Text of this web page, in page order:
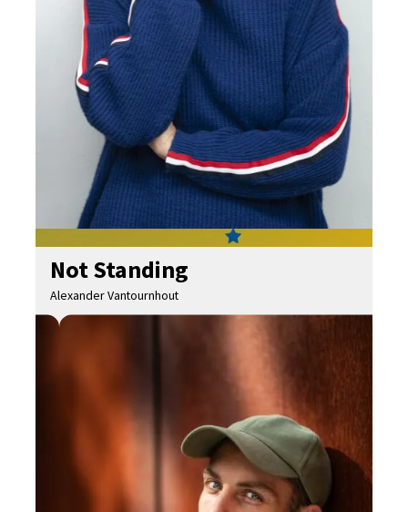
Not Standing
Alexander Vantournhout